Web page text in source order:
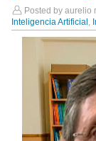
Posted by aurelio
Inteligencia Artificial ,